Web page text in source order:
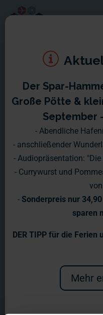
Live aus
- live nach
Am Montag
Der Spar-
Große Pötte &
September
- Abendliche
- anschließender
- Audiopräsentation:
- Currywurst und
- Sonderpreis nur
sparen
DER TIPP für die Ferien
Mehr